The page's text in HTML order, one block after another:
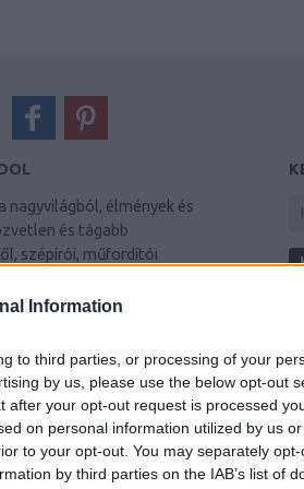
Information
to third parties, or processing of your
by us, please use the below opt-out
after your opt-out request is processed
on personal information utilized by us
to your opt-out. You may separately
by third parties on the IAB’s list of
nagyvilágból, élmények és
és tágabb
szépírói, műfordítói
@Fortress: rohadt nagy
alakulatában szinte bárki
és lo...
2026.06.25.
Otto Skorzeny
Sajnos Márai buta volt a